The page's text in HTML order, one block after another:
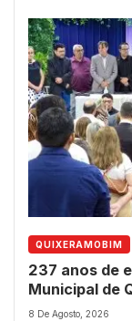
QUIXERAMOBIM
237 anos de
Municipal de
para entrega
8 De Agosto, 2026